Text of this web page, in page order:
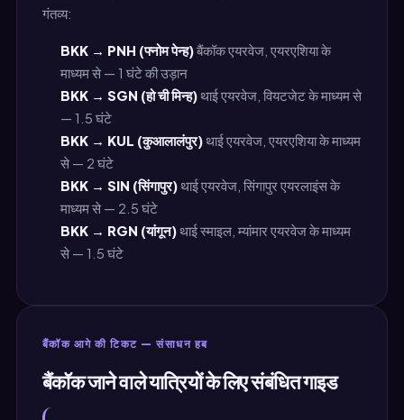
गंतव्य:
BKK → PNH (फ्नोम पेन्ह)बैंकॉक एयरवेज, एयरएशिया के
माध्यम से — 1 घंटे की उड़ान
BKK → SGN (हो ची मिन्ह)थाई एयरवेज, वियटजेट के माध्यम से
— 1.5 घंटे
BKK → KUL (कुआलालंपुर)थाई एयरवेज, एयरएशिया के माध्यम
से — 2 घंटे
BKK → SIN (सिंगापुर)थाई एयरवेज, सिंगापुर एयरलाइंस के
माध्यम से — 2.5 घंटे
BKK → RGN (यांगून)थाई स्माइल, म्यांमार एयरवेज के माध्यम
से — 1.5 घंटे
बैंकॉक आगे की टिकट — संसाधन हब
बैंकॉक जाने वाले यात्रियों के लिए संबंधित गाइड